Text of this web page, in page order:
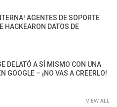
AGENTES DE SOPORTE
HACKEARON DATOS DE
DELATÓ A SÍ MISMO CON UNA
GOOGLE – ¡NO VAS A CREERLO!
VIEW ALL